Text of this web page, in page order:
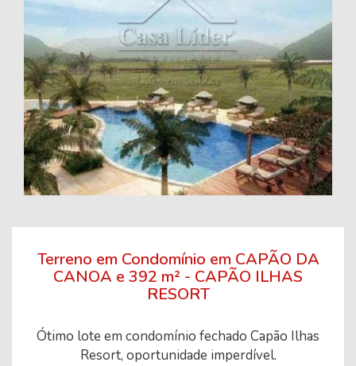
Terreno em Condomínio em CAPÃO DA
CANOA e 392 m² - CAPÃO ILHAS
RESORT
Ótimo lote em condomínio fechado Capão Ilhas
Resort, oportunidade imperdível.